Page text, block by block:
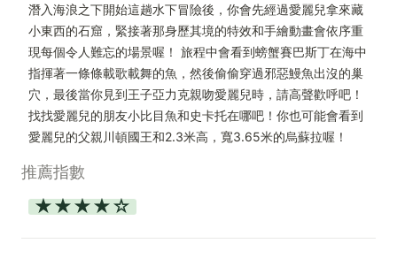
潛入海浪之下開始這趟水下冒險後，你會先經過愛麗兒拿來藏
小東西的石窟，緊接著那身歷其境的特效和手繪動畫會依序重
現每個令人難忘的場景喔！ 旅程中會看到螃蟹賽巴斯丁在海中
指揮著一條條載歌載舞的魚，然後偷偷穿過邪惡鰻魚出沒的巢
穴，最後當你見到王子亞力克親吻愛麗兒時，請高聲歡呼吧！
找找愛麗兒的朋友小比目魚和史卡托在哪吧！你也可能會看到
愛麗兒的父親川頓國王和2.3米高，寬3.65米的烏蘇拉喔！
推薦指數
★★★★☆